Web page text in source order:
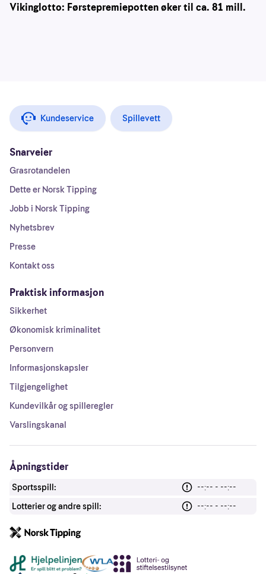
Vikinglotto: Førstepremiepotten øker til ca. 81 mill.
Kundeservice Spillevett
Snarveier
Grasrotandelen
Dette er Norsk Tipping
Jobb i Norsk Tipping
Nyhetsbrev
Presse
Kontakt oss
Praktisk informasjon
Sikkerhet
Økonomisk kriminalitet
Personvern
Informasjonskapsler
Tilgjengelighet
Kundevilkår og spilleregler
Varslingskanal
Åpningstider
Sportsspill:
--:-- - --:--
Lotterier og andre spill:
--:-- - --:--
Andre lenker